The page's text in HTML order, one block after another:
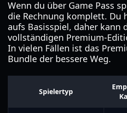
Wenn du über Game Pass
die Rechnung komplett. Du
aufs Basisspiel, daher kann
vollständigen Premium-
In vielen Fällen ist das
Bundle der bessere Weg.
Spielertyp